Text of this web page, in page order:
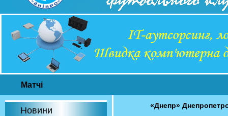
Матчі
Новини «Днепр»